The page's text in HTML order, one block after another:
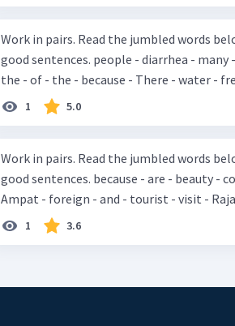
Work in pairs. Read the jumbled words
good sentences. people - diarrhea - many - are - lack - suffer - from -
the - of - the - because - There - water -
1 5.0
Work in pairs. Read the jumbled words
good sentences. because - are - beauty - coral - many - there - both -
Ampat - foreign - and - tourist - visit -
1 3.6